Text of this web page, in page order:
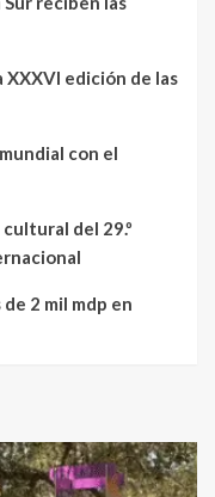
edición de las
con el
del 29.º
2 mil mdp en